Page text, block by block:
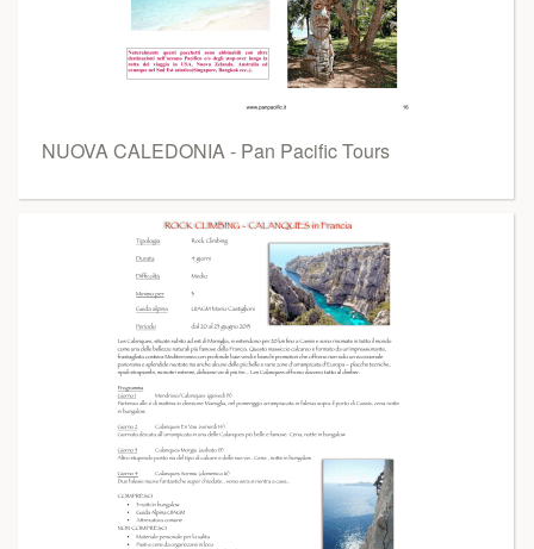
NUOVA CALEDONIA - Pan Pacific Tours